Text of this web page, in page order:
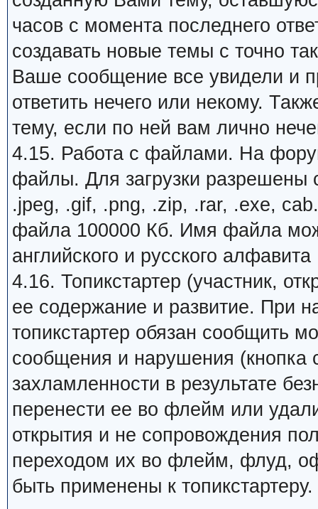
часов с момента последнего
создавать новые темы с точно
Ваше сообщение все увидели и
ответить нечего или некому.
тему, если по ней вам лично
4.15. Работа с файлами. На
файлы. Для загрузки
.jpeg, .gif, .png, .zip, .rar, .exe,
файла 100000 Кб. Имя файла
английского и русского алфавита
4.16. Топикстартер (участник,
ее содержание и развитие. При
топикстартер обязан сообщить
сообщения и нарушения
захламленности в результате
перенести ее во флейм или
открытия и не сопровождения
переходом их во флейм, флуд,
быть применены к топикстартеру.